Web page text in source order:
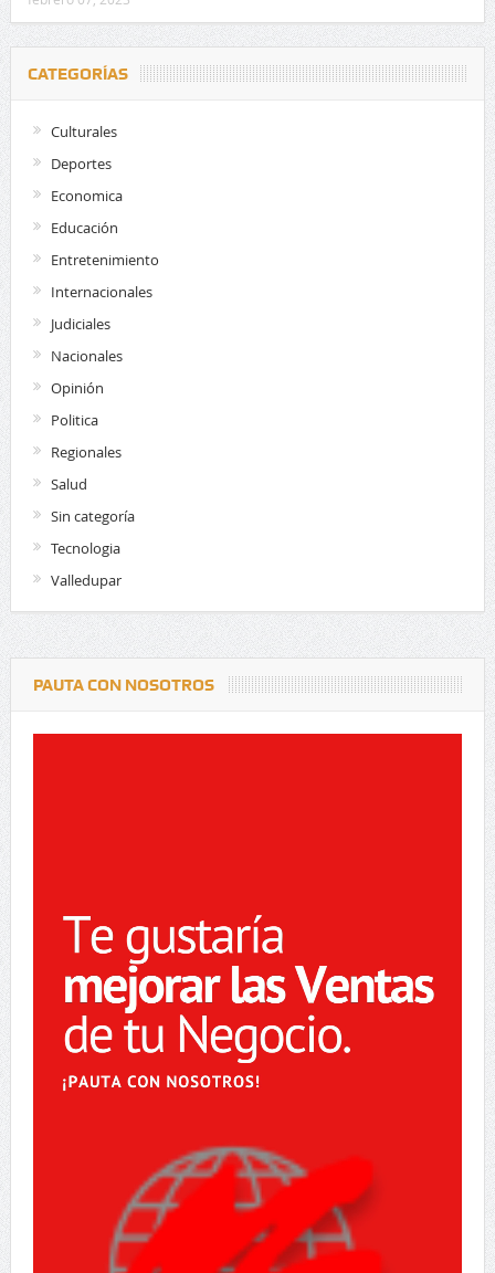
CATEGORÍAS
Culturales
Deportes
Economica
Educación
Entretenimiento
Internacionales
Judiciales
Nacionales
Opinión
Politica
Regionales
Salud
Sin categoría
Tecnologia
Valledupar
PAUTA CON NOSOTROS